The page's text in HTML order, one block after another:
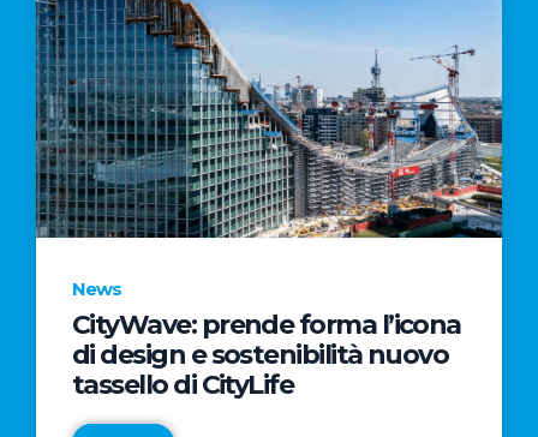
News
CityWave: prende forma l’icona
di design e sostenibilità nuovo
tassello di CityLife
News